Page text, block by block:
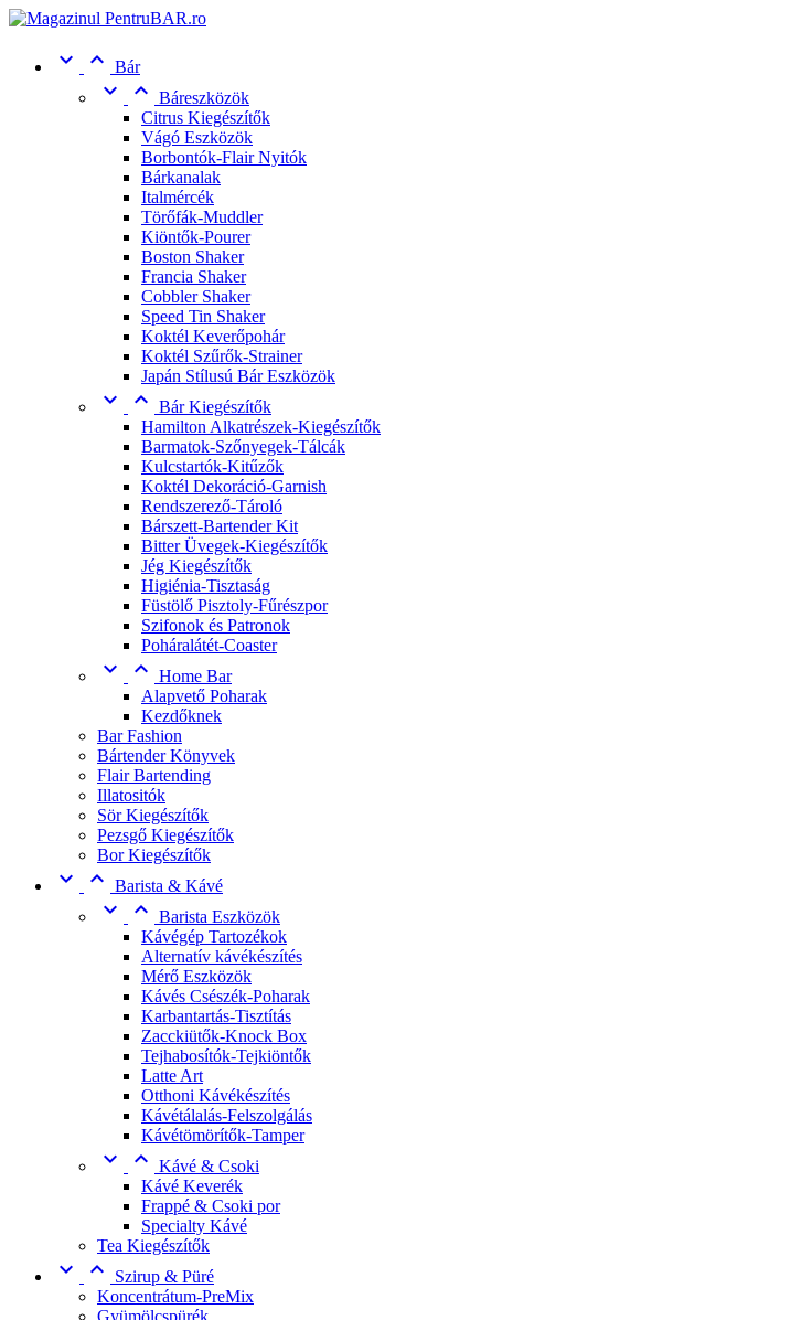
  Bár
  Báreszközök
Citrus Kiegészítők
Vágó Eszközök
Borbontók-Flair Nyitók
Bárkanalak
Italmércék
Törőfák-Muddler
Kiöntők-Pourer
Boston Shaker
Francia Shaker
Cobbler Shaker
Speed Tin Shaker
Koktél Keverőpohár
Koktél Szűrők-Strainer
Japán Stílusú Bár Eszközök
  Bár Kiegészítők
Hamilton Alkatrészek-Kiegészítők
Barmatok-Szőnyegek-Tálcák
Kulcstartók-Kitűzők
Koktél Dekoráció-Garnish
Rendszerező-Tároló
Bárszett-Bartender Kit
Bitter Üvegek-Kiegészítők
Jég Kiegészítők
Higiénia-Tisztaság
Füstölő Pisztoly-Fűrészpor
Szifonok és Patronok
Poháralátét-Coaster
  Home Bar
Alapvető Poharak
Kezdőknek
Bar Fashion
Bártender Könyvek
Flair Bartending
Illatositók
Sör Kiegészítők
Pezsgő Kiegészítők
Bor Kiegészítők
  Barista & Kávé
  Barista Eszközök
Kávégép Tartozékok
Alternatív kávékészítés
Mérő Eszközök
Kávés Csészék-Poharak
Karbantartás-Tisztítás
Zacckiütők-Knock Box
Tejhabosítók-Tejkiöntők
Latte Art
Otthoni Kávékészítés
Kávétálalás-Felszolgálás
Kávétömörítők-Tamper
  Kávé & Csoki
Kávé Keverék
Frappé & Csoki por
Specialty Kávé
Tea Kiegészítők
 
Szirup & Püré
Koncentrátum-PreMix
Gyümölcspürék